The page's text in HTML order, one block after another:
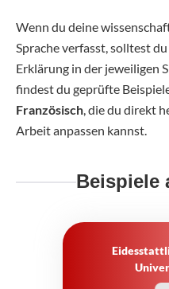
Wenn du deine
Sprache verfasst, solltest
Erklärung in der jeweiligen
findest du geprüfte
Französisch , die du direkt
Arbeit anpassen kannst.
Beispiele